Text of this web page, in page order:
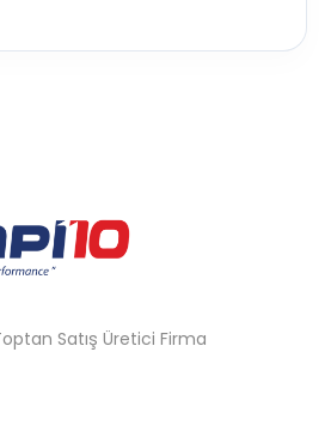
Satış Üretici Firma